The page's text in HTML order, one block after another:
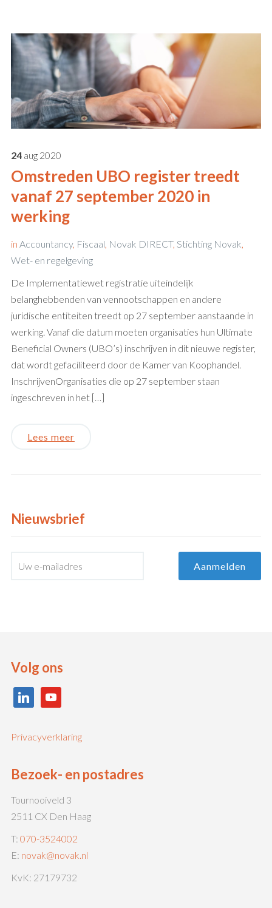
24 aug 2020
Omstreden UBO register treedt
vanaf 27 september 2020 in
werking
in Accountancy, Fiscaal, Novak DIRECT, Stichting Novak,
Wet- en regelgeving
De Implementatiewet registratie uiteindelijk
belanghebbenden van vennootschappen en andere
juridische entiteiten treedt op 27 september aanstaande in
werking. Vanaf die datum moeten organisaties hun Ultimate
Beneficial Owners (UBO’s) inschrijven in dit nieuwe register,
dat wordt gefaciliteerd door de Kamer van Koophandel.
InschrijvenOrganisaties die op 27 september staan
ingeschreven in het […]
Lees meer
Nieuwsbrief
Volg ons
linkedin youtube
Privacyverklaring
Bezoek- en postadres
Tournooiveld 3
2511 CX Den Haag
T: 070-3524002
E: novak@novak.nl
KvK: 27179732